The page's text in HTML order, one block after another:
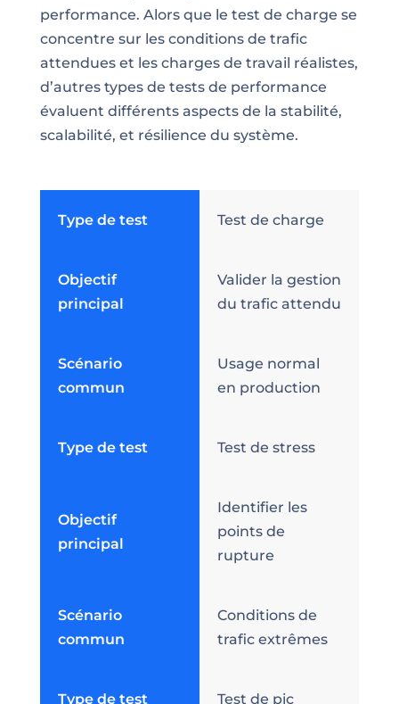
performance. Alors que le test de charge se
concentre sur les conditions de trafic
attendues et les charges de travail réalistes,
d’autres types de tests de performance
évaluent différents aspects de la stabilité,
scalabilité, et résilience du système.
Type de test Test de charge
Objectif
principal
Valider la gestion
du trafic attendu
Scénario
commun
Usage normal
en production
Type de test Test de stress
Objectif
principal
Identifier les
points de
rupture
Scénario
commun
Conditions de
trafic extrêmes
Type de test Test de pic